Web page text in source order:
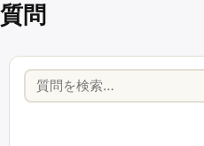
質問